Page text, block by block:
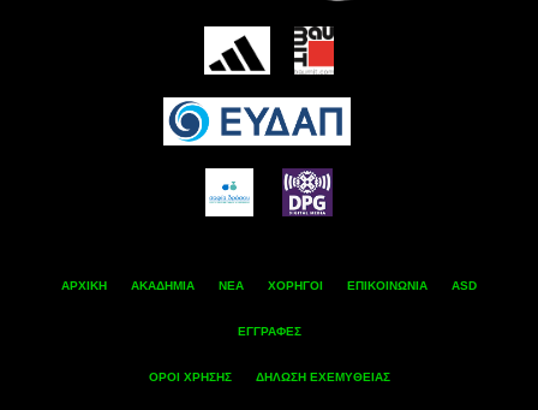
ΑΡΧΙΚΗ ΑΚΑΔΗΜΙΑ ΝΕΑ ΧΟΡΗΓΟΙ ΕΠΙΚΟΙΝΩΝΙΑ ASD
ΕΓΓΡΑΦΕΣ
ΟΡΟΙ ΧΡΗΣΗΣ ΔΗΛΩΣΗ ΕΧΕΜΥΘΕΙΑΣ